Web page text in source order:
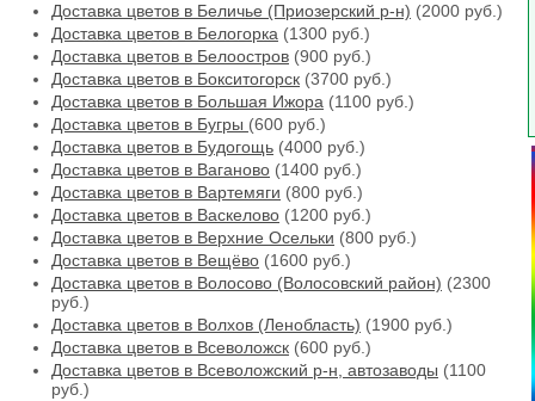
Доставка цветов в Беличье (Приозерский р-н) (2000 руб.)
Доставка цветов в Белогорка (1300 руб.)
Доставка цветов в Белоостров (900 руб.)
Доставка цветов в Бокситогорск (3700 руб.)
Доставка цветов в Большая Ижора (1100 руб.)
Доставка цветов в Бугры (600 руб.)
Доставка цветов в Будогощь (4000 руб.)
Доставка цветов в Ваганово (1400 руб.)
Доставка цветов в Вартемяги (800 руб.)
Доставка цветов в Васкелово (1200 руб.)
Доставка цветов в Верхние Осельки (800 руб.)
Доставка цветов в Вещёво (1600 руб.)
Доставка цветов в Волосово (Волосовский район) (2300
руб.)
Доставка цветов в Волхов (Ленобласть) (1900 руб.)
Доставка цветов в Всеволожск (600 руб.)
Доставка цветов в Всеволожский р-н, автозаводы (1100
руб.)